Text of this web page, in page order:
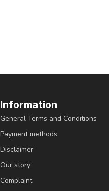
Information
General Terms and Conditions
Payment methods
Disclaimer
Our story
Complaint